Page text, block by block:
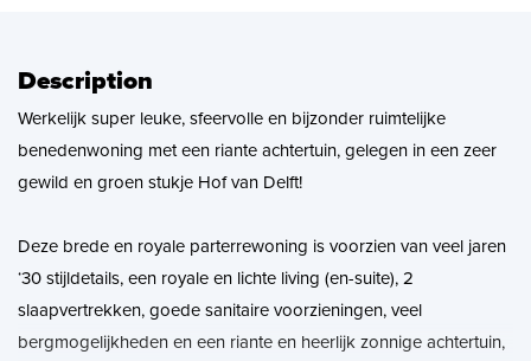
Description
Werkelijk super leuke, sfeervolle en bijzonder ruimtelijke
benedenwoning met een riante achtertuin, gelegen in een zeer
gewild en groen stukje Hof van Delft!
Deze brede en royale parterrewoning is voorzien van veel jaren
‘30 stijldetails, een royale en lichte living (en-suite), 2
slaapvertrekken, goede sanitaire voorzieningen, veel
bergmogelijkheden en een riante en heerlijk zonnige achtertuin,